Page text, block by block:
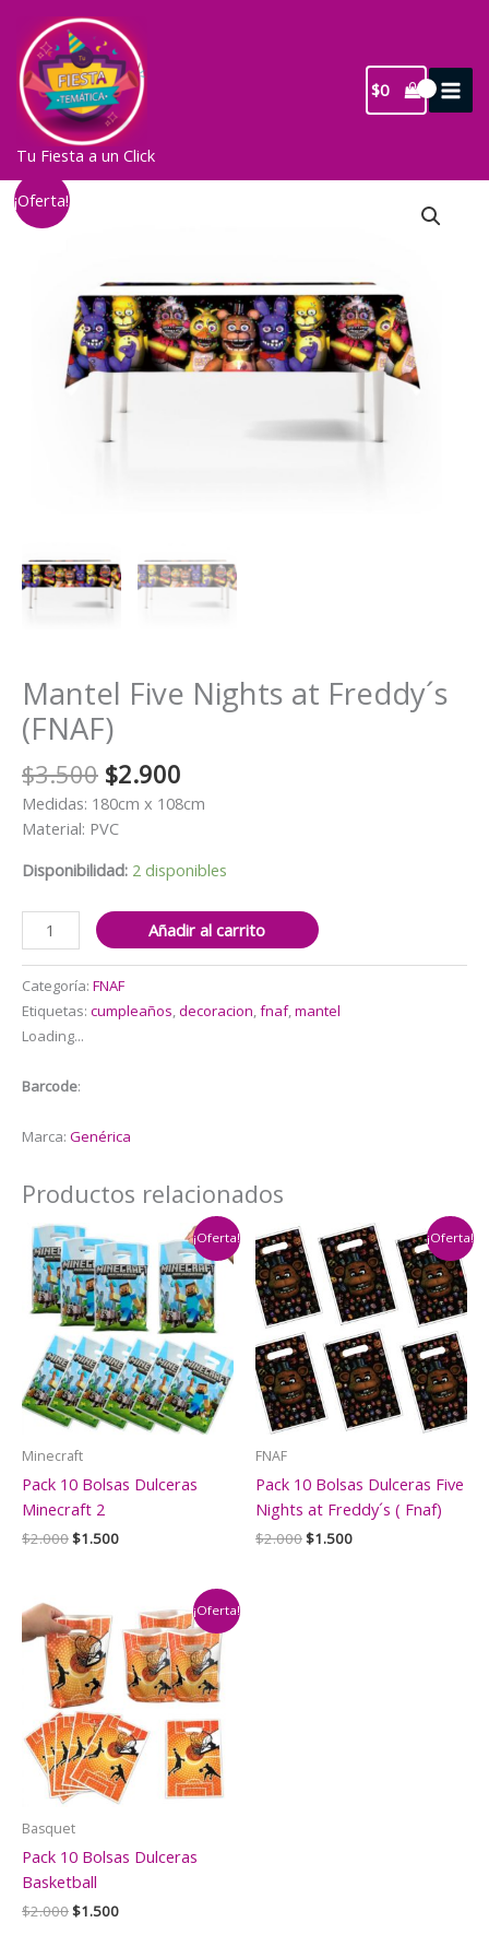
contenido
Tu Fiesta a un Click
$0
¡Oferta!
Mantel Five Nights at Freddy´s
(FNAF)
$3.500 El
precio
original
$3.500.
$2.900
precio
$2.900.
Medidas: 180cm x 108cm
Material: PVC
Disponibilidad: 2 disponibles
Mantel
Five
Nights
at
Freddy
´s
cantidad
Añadir al carrito
Categoría: FNAF
Etiquetas: cumpleaños,decoracion,fnaf,mantel
Loading...
Barcode:
Marca: Genérica
Productos relacionados
¡Oferta!
Minecraft
Pack 10 Bolsas Dulceras
Minecraft 2
$2.000El
$2.000.
$1.500El
$1.500.
¡Oferta!
FNAF
Pack 10 Bolsas Dulceras Five
Nights at Freddy´s ( Fnaf)
$2.000El
$1.500El
¡Oferta!
Basquet
Pack 10 Bolsas Dulceras
Basketball
$2.000El
$1.500El